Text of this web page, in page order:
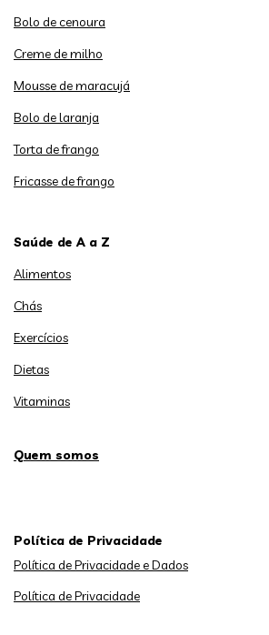
Bolo de cenoura
Creme de milho
Mousse de maracujá
Bolo de laranja
Torta de frango
Fricasse de frango
Saúde de A a Z
Alimentos
Chás
Exercícios
Dietas
Vitaminas
Quem somos
Política de Privacidade
Política de Privacidade e Dados
Política de Privacidade